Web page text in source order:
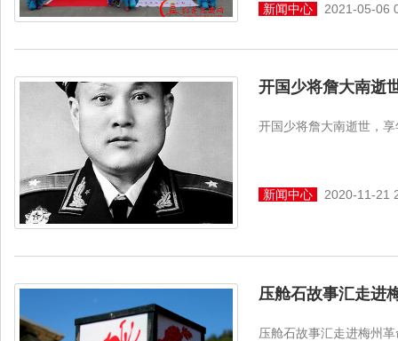
新闻中心 2021-05-06
开国少将詹大南逝
开国少将詹大南逝世，
新闻中心 2020-11-21
压舱石故事汇走进
压舱石故事汇走进梅州